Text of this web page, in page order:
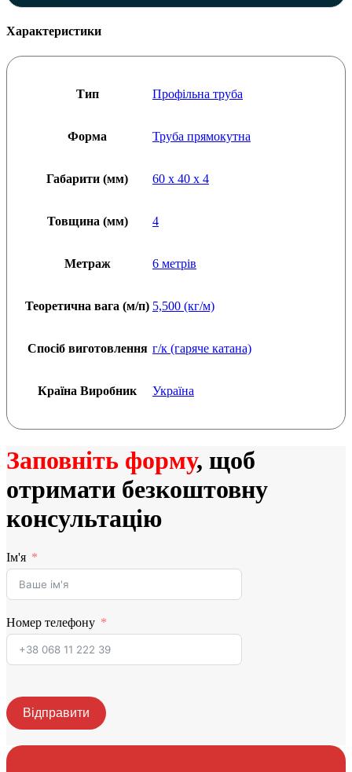
(L=6000),
4
Характеристики
Тип Профільна труба
Форма Труба прямокутна
Габарити (мм) 60 x 40 x 4
Товщина (мм) 4
Метраж 6 метрів
Теоретична вага (м/п) 5,500 (кг/м)
Спосіб виготовлення г/к (гаряче катана)
Країна Виробник Україна
Заповніть форму, щоб
отримати безкоштовну
консультацію
Ім'я
Номер телефону
Відправити